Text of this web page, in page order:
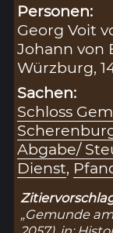
Personen:
Georg Voit
Johann von
Würzburg,
Sachen:
Schloss
Abgabe/
Dienst,
„Gemunde